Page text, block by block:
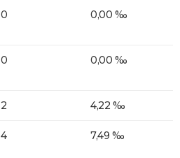
0 0,00 ‰
0 0,00 ‰
2 4,22 ‰
4 7,49 ‰